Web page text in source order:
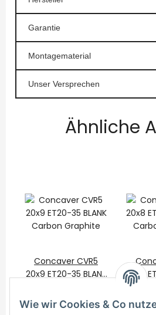
Garantie
Montagematerial
Unser Versprechen
Ähnliche
Concaver CVR5
20x9 ET20-35 BLANK
20x8
Wie wir Cookies & Co